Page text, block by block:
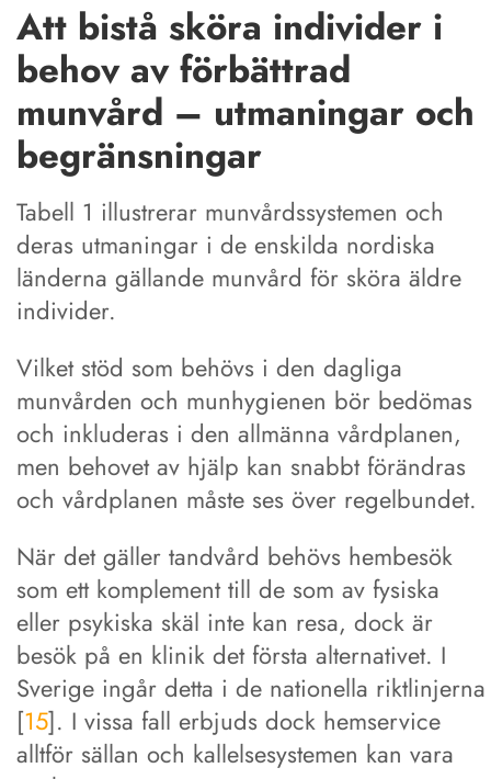
Att bistå sköra individer i
behov av förbättrad
munvård – utmaningar och
begränsningar
Tabell 1 illustrerar munvårdssystemen och
deras utmaningar i de enskilda nordiska
länderna gällande munvård för sköra äldre
individer.
Vilket stöd som behövs i den dagliga
munvården och munhygienen bör bedömas
och inkluderas i den allmänna vårdplanen,
men behovet av hjälp kan snabbt förändras
och vårdplanen måste ses över regelbundet.
När det gäller tandvård behövs hembesök
som ett komplement till de som av fysiska
eller psykiska skäl inte kan resa, dock är
besök på en klinik det första alternativet. I
Sverige ingår detta i de nationella riktlinjerna
[15]. I vissa fall erbjuds dock hemservice
alltför sällan och kallelsesystemen kan vara